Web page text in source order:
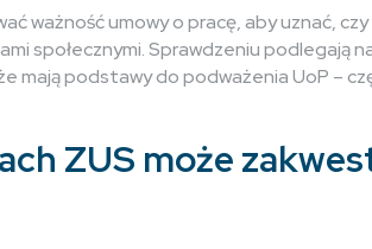
ważność umowy o pracę, aby uznać,
społecznymi. Sprawdzeniu podlegają
mają podstawy do podważenia UoP –
ZUS może